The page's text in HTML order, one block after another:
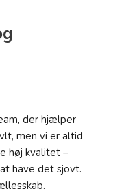
der hjælper
men vi er altid
høj kvalitet –
have det sjovt.